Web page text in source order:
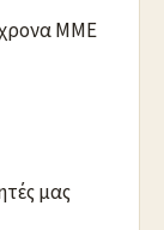
ΜΜΕ
μας